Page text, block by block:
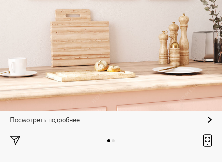
Посмотреть подробнее